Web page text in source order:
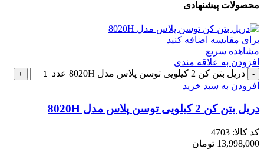
محصولات پیشنهادی
برای مقایسه اضافه کنید
مشاهده سریع
افزودن به علاقه مندی
دریل بتن کن 2 کیلویی توسن پلاس مدل 8020H عدد
افزودن به سبد خرید
دریل بتن کن 2 کیلویی توسن پلاس مدل 8020H
کد کالا: 4703
13,998,000 تومان